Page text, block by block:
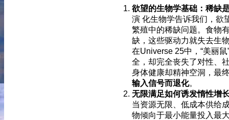
欲望的生物学基础：稀缺
演 化生物学告诉我们，欲
繁殖中的稀缺问题。食物
缺，这些驱动力就失去生
在Universe 25中，“美丽
全，却完全丧失了对性、
身体健康却精神空洞，最
输入信号而退化。
无限满足如何诱发惰性增
当资源无限、低成本供给
物倾向于最小能量投入最